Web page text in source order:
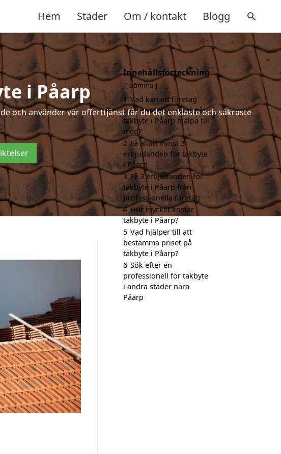
Hem Städer Om / kontakt Blogg
i Påarp
och använder vår offerttjänst får du det enklaste och säkraste
Innehållsförteckning
gömma
1 Vad kan ett företag
som är specialiserat på
takbyte i Påarp hjälpa till
med?
2 Få alltid minst 3
erbjudanden för takbyte
i Påarp
3 Få 3 erbjudanden för
takbyte i Påarp från
professionella företag
4 Hur mycket kostar
takbyte i Påarp?
5 Vad hjälper till att
bestämma priset på
takbyte i Påarp?
6 Sök efter en
professionell för takbyte
i andra städer nära
Påarp